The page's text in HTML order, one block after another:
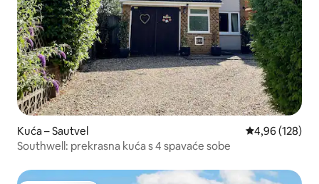
Kuća – Sautvel Prosječna
4,96 (128)
Southwell: prekrasna kuća s 4 spavaće sobe